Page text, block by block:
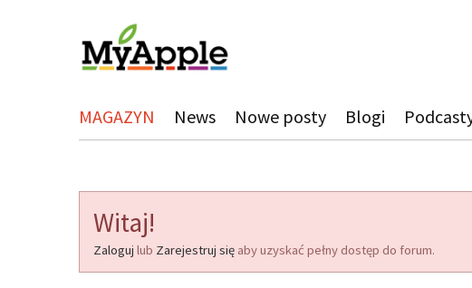
MAGAZYN News Nowe posty Blogi
Witaj!
Zaloguj lub Zarejestruj się aby uzyskać pełny dostęp do forum.